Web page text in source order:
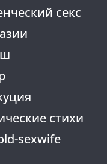
секс
стихи
sexwife